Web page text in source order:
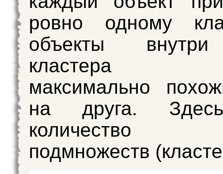
ровно одному
объекты
кластера
максимально
на друга.
количество
подмножеств